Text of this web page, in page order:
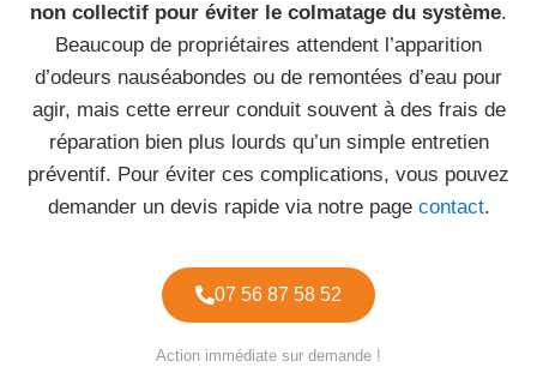
non collectif pour éviter le colmatage du système.
Beaucoup de propriétaires attendent l’apparition
d’odeurs nauséabondes ou de remontées d’eau pour
agir, mais cette erreur conduit souvent à des frais de
réparation bien plus lourds qu’un simple entretien
préventif. Pour éviter ces complications, vous pouvez
demander un devis rapide via notre page contact.
07 56 87 58 52
Action immédiate sur demande !